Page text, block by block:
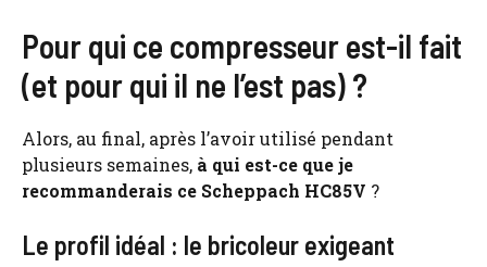
Pour qui ce compresseur est-il fait
(et pour qui il ne l’est pas) ?
Alors, au final, après l’avoir utilisé pendant
plusieurs semaines, à qui est-ce que je
recommanderais ce Scheppach HC85V ?
Le profil idéal : le bricoleur exigeant